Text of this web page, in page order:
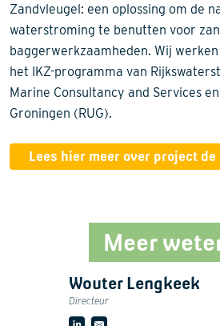
Zandvleugel: een oplossing om de
waterstroming te benutten voor
baggerwerkzaamheden. Wij
het IKZ-programma van
Marine Consultancy and Services
Groningen (RUG).
Lees hier meer over project de
Meer
Wouter Lengkeek
Directeur